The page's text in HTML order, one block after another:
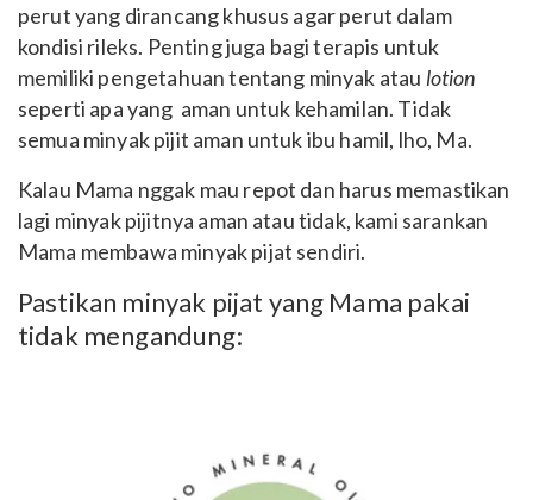
perut yang dirancang khusus agar perut dalam
kondisi rileks. Penting juga bagi terapis untuk
memiliki pengetahuan tentang minyak atau lotion
seperti apa yang aman untuk kehamilan. Tidak
semua minyak pijit aman untuk ibu hamil, lho, Ma.
Kalau Mama nggak mau repot dan harus memastikan
lagi minyak pijitnya aman atau tidak, kami sarankan
Mama membawa minyak pijat sendiri.
Pastikan minyak pijat yang Mama pakai
tidak mengandung: